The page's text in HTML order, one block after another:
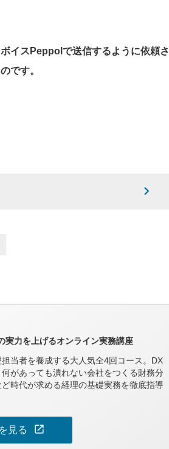
イスPeppolで送信するように依頼さ
です。
実力を上げるオンライン実務講座
当者を養成する大人気全4回コース。DX
があっても潰れない会社をつくる財務分
時代が求める経理の基礎実務を徹底指導
見る open_in_new